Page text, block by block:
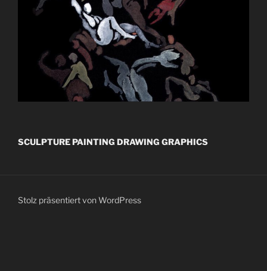
SCULPTURE PAINTING DRAWING GRAPHICS
Stolz präsentiert von WordPress